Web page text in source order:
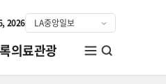
2026
의료관광